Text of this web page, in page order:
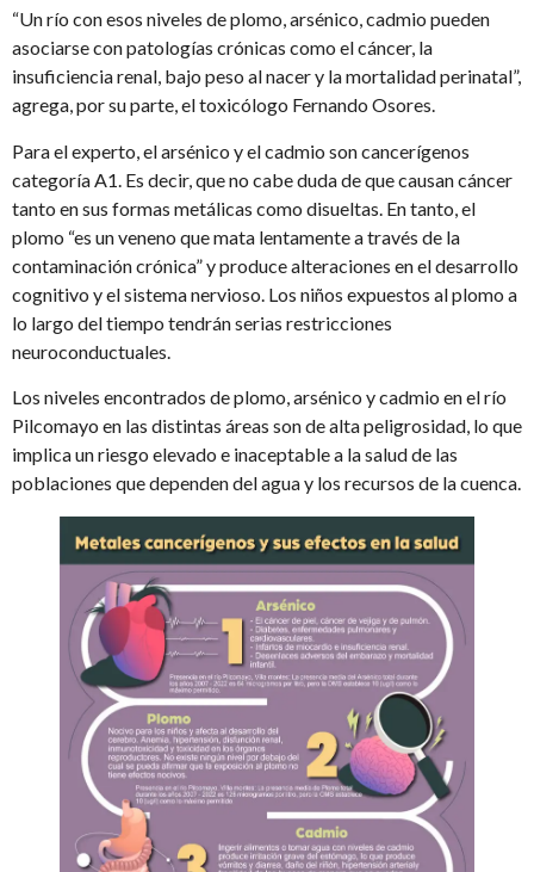
“Un río con esos niveles de plomo, arsénico, cadmio pueden
asociarse con patologías crónicas como el cáncer, la
insuficiencia renal, bajo peso al nacer y la mortalidad perinatal”,
agrega, por su parte, el toxicólogo Fernando Osores.
Para el experto, el arsénico y el cadmio son cancerígenos
categoría A1. Es decir, que no cabe duda de que causan cáncer
tanto en sus formas metálicas como disueltas. En tanto, el
plomo “es un veneno que mata lentamente a través de la
contaminación crónica” y produce alteraciones en el desarrollo
cognitivo y el sistema nervioso. Los niños expuestos al plomo a
lo largo del tiempo tendrán serias restricciones
neuroconductuales.
Los niveles encontrados de plomo, arsénico y cadmio en el río
Pilcomayo en las distintas áreas son de alta peligrosidad, lo que
implica un riesgo elevado e inaceptable a la salud de las
poblaciones que dependen del agua y los recursos de la cuenca.